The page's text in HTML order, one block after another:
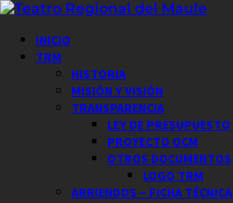
Saltar
contenido
Menú
principal
INICIO
TRM
HISTORIA
MISIÓN Y VISIÓN
TRANSPARENCIA
LEY DE PRESUPUESTO
PROYECTO OCM
OTROS DOCUMENTOS
LOGO TRM
ARRIENDOS – FICHA TÉCNICA